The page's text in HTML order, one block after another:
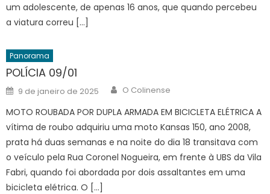
um adolescente, de apenas 16 anos, que quando percebeu
a viatura correu […]
Panorama
POLÍCIA 09/01
Posted
on
9 de janeiro de 2025 Author
O Colinense
MOTO ROUBADA POR DUPLA ARMADA EM BICICLETA ELÉTRICA A
vítima de roubo adquiriu uma moto Kansas 150, ano 2008,
prata há duas semanas e na noite do dia 18 transitava com
o veículo pela Rua Coronel Nogueira, em frente à UBS da Vila
Fabri, quando foi abordada por dois assaltantes em uma
bicicleta elétrica. O […]